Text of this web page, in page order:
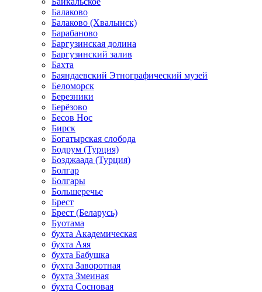
Балаково
Балаково (Хвалынск)
Барабаново
Баргузинская долина
Баргузинский залив
Бахта
Баяндаевский Этнографический музей
Беломорск
Березники
Берёзово
Бесов Нос
Бирск
Богатырская слобода
Бодрум (Турция)
Бозджаада (Турция)
Болгар
Болгары
Большеречье
Брест
Брест (Беларусь)
Буотама
бухта Академическая
бухта Аяя
бухта Бабушка
бухта Заворотная
бухта Змеиная
бухта Сосновая